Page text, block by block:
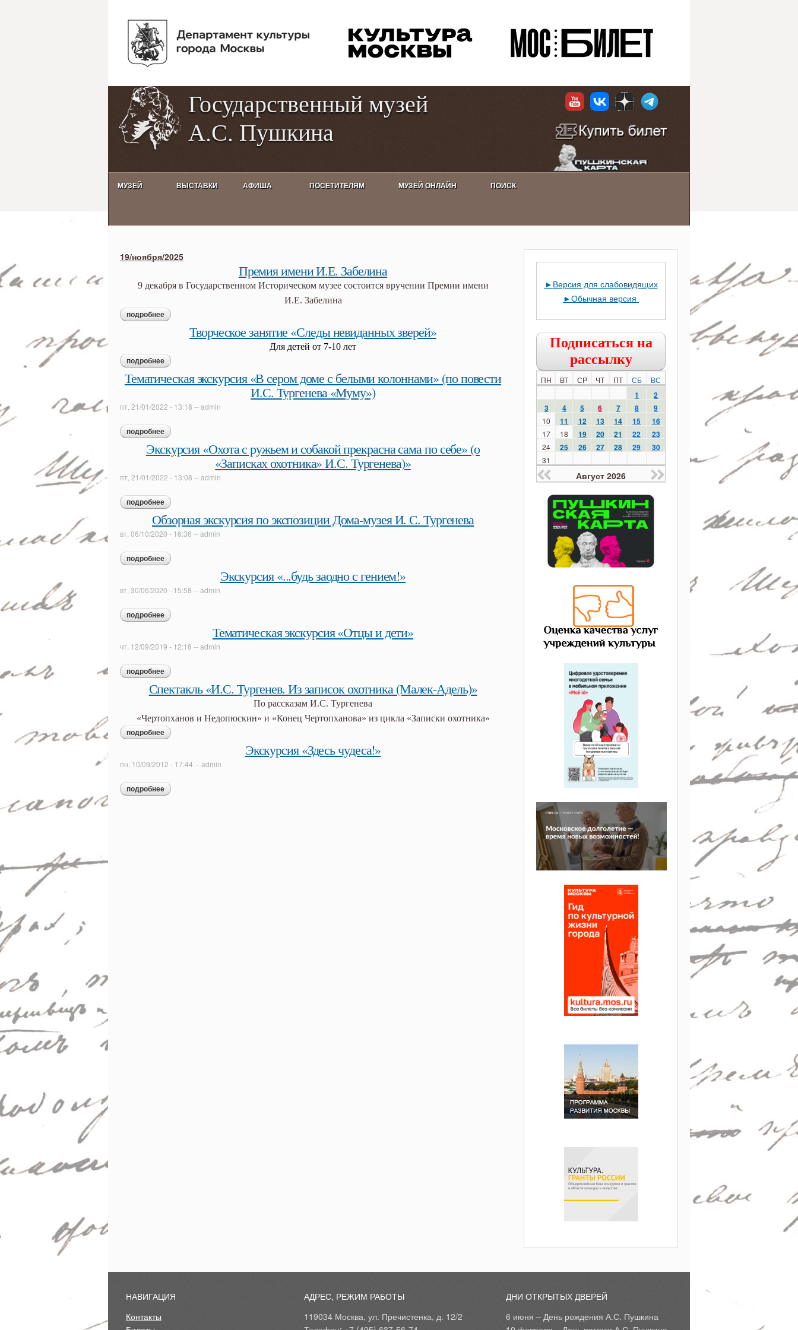
содержанию
contrast
Государственный музей
А.С. Пушкина
МУЗЕЙ ВЫСТАВКИ АФИША ПОСЕТИТЕЛЯМ МУЗЕЙ ОНЛАЙН ПОИСК
Activities calendar
19/ноября/2025
Премия имени И.Е. Забелина
9 декабря в Государственном Историческом музее состоится вручении Премии имени
И.Е. Забелина
подробнее о премия имени и.е. забелина
Творческое занятие «Следы невиданных зверей»
Для детей от 7-10 лет
подробнее о творческое занятие «следы невиданных зверей»
Тематическая экскурсия «В сером доме с белыми колоннами» (по повести
И.С. Тургенева «Муму»)
пт, 21/01/2022 - 13:18 --admin
подробнее о тематическая экскурсия «в сером доме с белыми колоннами» (по повести и.с. тургенева
«муму»)
Экскурсия «Охота с ружьем и собакой прекрасна сама по себе» (о
«Записках охотника» И.С. Тургенева)»
пт, 21/01/2022 - 13:08 --admin
подробнее о экскурсия «охота с ружьем и собакой прекрасна сама по себе» (о «записках охотника» и.с.
тургенева)»
Обзорная экскурсия по экспозиции Дома-музея И. С. Тургенева
вт, 06/10/2020 - 16:36 --admin
подробнее о обзорная экскурсия по экспозиции дома-музея и. с. тургенева
Экскурсия «...будь заодно с гением!»
вт, 30/06/2020 - 15:58 --admin
подробнее о экскурсия «...будь заодно с гением!»
Тематическая экскурсия «Отцы и дети»
чт, 12/09/2019 - 12:18 --admin
подробнее о тематическая экскурсия «отцы и дети»
Спектакль «И.С. Тургенев. Из записок охотника (Малек-Адель)»
По рассказам И.С. Тургенева
«Чертопханов и Недопюскин» и «Конец Чертопханова» из цикла «Записки охотника»
подробнее о спектакль «и.с. тургенев. из записок охотника (малек-адель)»
Экскурсия «Здесь чудеса!»
пн, 10/09/2012 - 17:44 --admin
подробнее о экскурсия «здесь чудеса!»
► Версия для слабовидящих
►Обычная версия
Подписаться на
рассылку
ПН ВТ СР ЧТ ПТ СБ ВС
1
2
3
4 5 6 7 8 9
10 11 12 13 14 15 16
17 18 19 20 21 22 23
24 25 26 27 28 29 30
31
Август 2026
НАВИГАЦИЯ
Контакты
АДРЕС, РЕЖИМ РАБОТЫ
119034 Москва, ул. Пречистенка, д. 12/2
ДНИ ОТКРЫТЫХ ДВЕРЕЙ
6 июня – День рождения А.С. Пушкина